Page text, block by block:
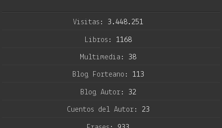
Visitas: 3.448.251
Libros: 1168
Multimedia: 38
Blog Forteano: 113
Blog Autor: 32
Cuentos del Autor: 23